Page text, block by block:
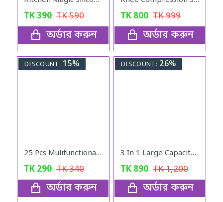
TK390 TK590
অর্ডার করুন
TK 800 TK999
অর্ডার করুন
DISCOUNT: 15%
25 Pcs Mulifunctional Sunshade "Net Fixing Clip"
TK 290 TK340
অর্ডার করুন
DISCOUNT: 26%
3 In 1 Large Capacity Foldable Travel Bag (black)
TK 890 TK1,200
অর্ডার করুন